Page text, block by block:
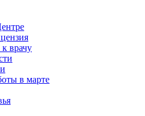
врачу
в марте